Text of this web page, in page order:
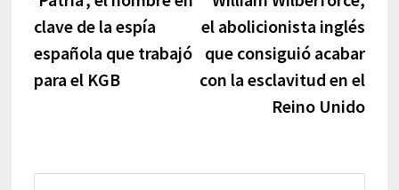
de
entradas
clave de la espía
española que trabajó
para el KGB
el abolicionista inglés
que consiguió acabar
con la esclavitud en el
Reino Unido